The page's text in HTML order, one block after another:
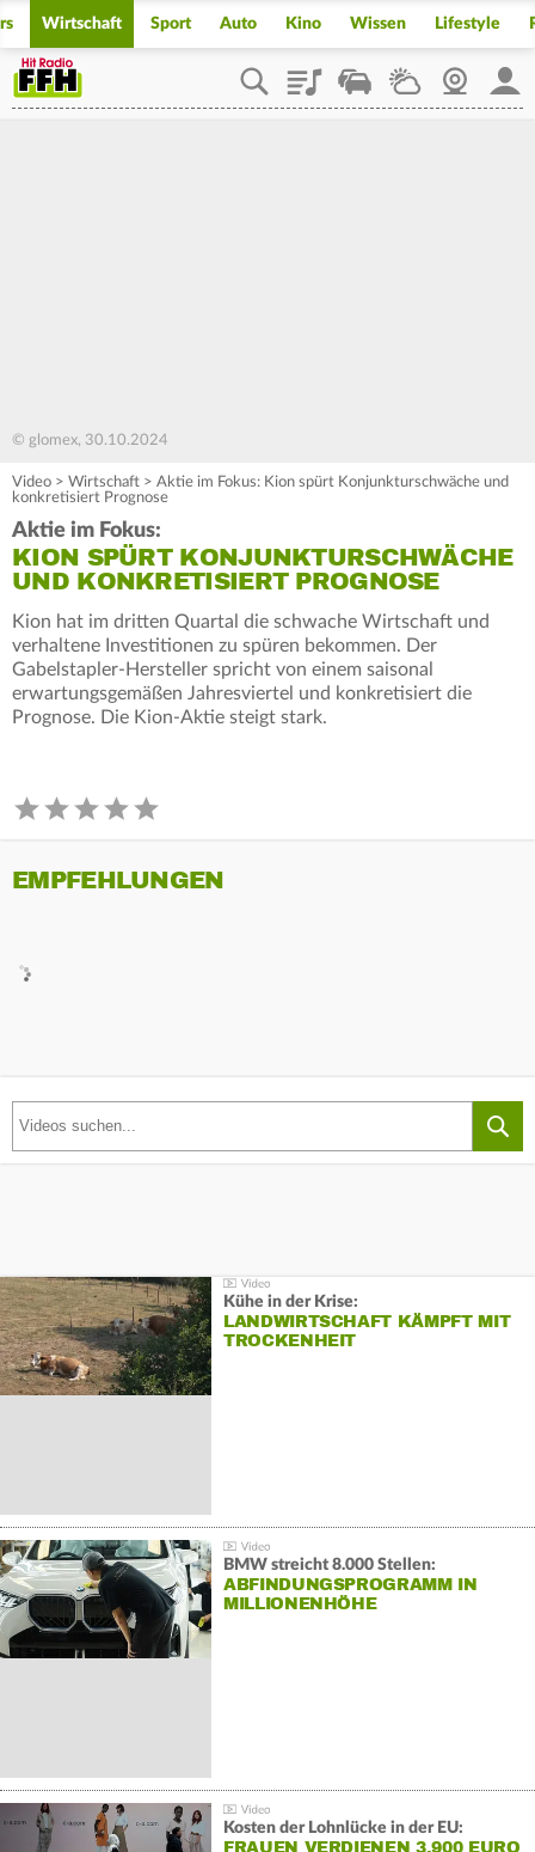
Wirtschaft Sport Auto Kino Wissen Lifestyle
PlaylistStaupilotWetterWebcam
© glomex, 30.10.2024
Video > Wirtschaft > Aktie im Fokus: Kion spürt Konjunkturschwäche und
konkretisiert Prognose
Aktie im Fokus:
KION SPÜRT KONJUNKTURSCHWÄCHE
UND KONKRETISIERT PROGNOSE
Kion hat im dritten Quartal die schwache Wirtschaft und
verhaltene Investitionen zu spüren bekommen. Der
Gabelstapler-Hersteller spricht von einem saisonal
erwartungsgemäßen Jahresviertel und konkretisiert die
Prognose. Die Kion-Aktie steigt stark.
EMPFEHLUNGEN
Kühe in der Krise:
LANDWIRTSCHAFT KÄMPFT MIT
TROCKENHEIT
BMW streicht 8.000 Stellen:
ABFINDUNGSPROGRAMM IN
MILLIONENHÖHE
Kosten der Lohnlücke in der EU: